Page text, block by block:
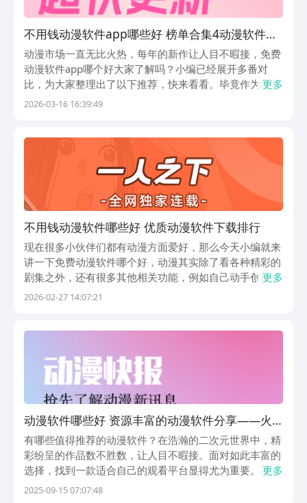
不用钱动漫软件app哪些好 榜单合集4动漫软件
before_2
动漫市场一直无比火热，每年的新作让人目不暇接，免费
动漫软件app哪个好大家了解吗？小编已经展开多番对
比，为大家整理出了以下推荐，快来看看。毕竟作为常年
追番的资深二次元，太懂宝子们怕收费、怕广告、怕资源
更多
2026-03-16 16:39:49
不用钱动漫软件哪些好 优质动漫软件下载排行
现在很多小伙伴们都有动漫方面爱好，那么今天小编就来
讲一下免费动漫软件哪个好，动漫其实除了看各种精彩的
剧集之外，还有很多其他相关功能，例如自己动手创作或
者是发表各种影评等，这些也都是乐趣的一部分，而且所
更多
2026-02-27 14:07:21
动漫软件哪些好 资源丰富的动漫软件分享——火
爆的动漫平台对比与精选推荐
有哪些值得推荐的动漫软件？在浩瀚的二次元世界中，精
彩纷呈的作品数不胜数，让人目不暇接。面对如此丰富的
选择，找到一款适合自己的观看平台显得尤为重要。不少
人关心哪些app可以免费看动漫，为此我们整理了几款资
更多
2025-09-15 07:07:48